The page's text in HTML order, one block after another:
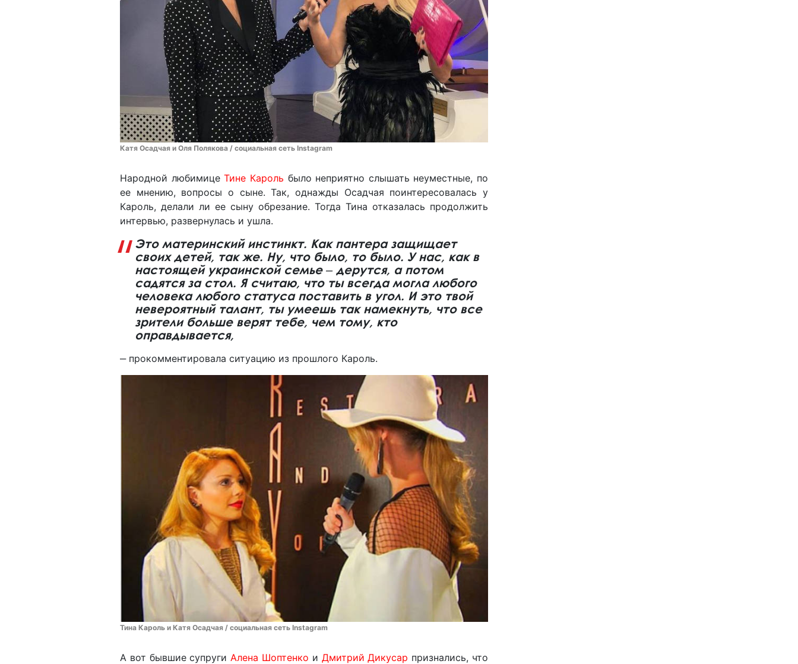
Катя Осадчая и Оля Полякова / социальная сеть Instagram
Народной любимицеТине Кароль было неприятно слышать неуместные, по
ее мнению, вопросы о сыне. Так, однажды Осадчая поинтересовалась у
Кароль, делали ли ее сыну обрезание. Тогда Тина отказалась продолжить
интервью, развернулась и ушла.
Это материнский инстинкт. Как пантера защищает
своих детей, так же. Ну, что было, то было. У нас, как в
настоящей украинской семье ‒ дерутся, а потом
садятся за стол. Я считаю, что ты всегда могла любого
человека любого статуса поставить в угол. И это твой
невероятный талант, ты умеешь так намекнуть, что все
зрители больше верят тебе, чем тому, кто
оправдывается,
‒ прокомментировала ситуацию из прошлого Кароль.
Тина Кароль и Катя Осадчая / социальная сеть Instagram
А вот бывшие супруги Алена Шоптенко и Дмитрий Дикусар признались, что